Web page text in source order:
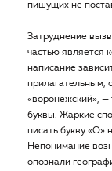
пишущих не
Затруднение
частью является
написание
прилагательным,
«воронежский», —
буквы. Жаркие
писать букву «О»
Непонимание
опознали